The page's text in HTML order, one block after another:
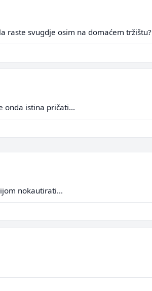
raste svugdje osim na domaćem tržištu?
onda istina pričati...
nokautirati...